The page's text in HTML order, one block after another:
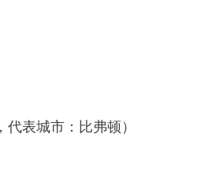
代表城市：比弗顿）